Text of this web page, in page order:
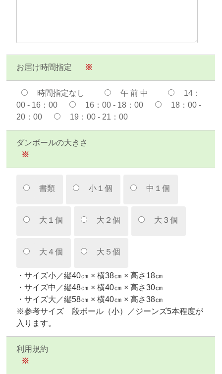
お届け時間指定 ※
時間指定なし 午 前 中
14：
00 - 16：00
16：00 - 18：00
18：00 -
20：00
19：00 - 21：00
ダンボールの大きさ
※
書類 小１個 中１個
大１個 大２個 大３個
大４個 大５個
・サイズ小／縦40㎝ × 横38㎝ × 高さ18㎝
・サイズ中／縦48㎝ × 横40㎝ × 高さ30㎝
・サイズ大／縦58㎝ × 横40㎝ × 高さ38㎝
※参考サイズ 段ボール（小）／ジーンズ5本程度が
入ります。
利用規約
※